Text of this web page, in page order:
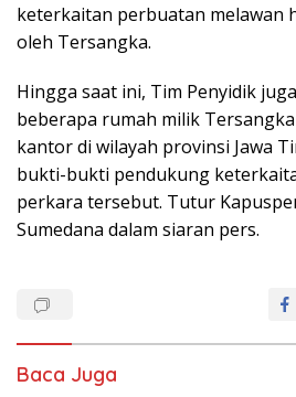
keterkaitan perbuatan melawan
oleh Tersangka.
Hingga saat ini, Tim Penyidik
beberapa rumah milik
kantor di wilayah provinsi Jawa
bukti-bukti pendukung
perkara tersebut. Tutur
Sumedana dalam siaran pers.
Baca Juga